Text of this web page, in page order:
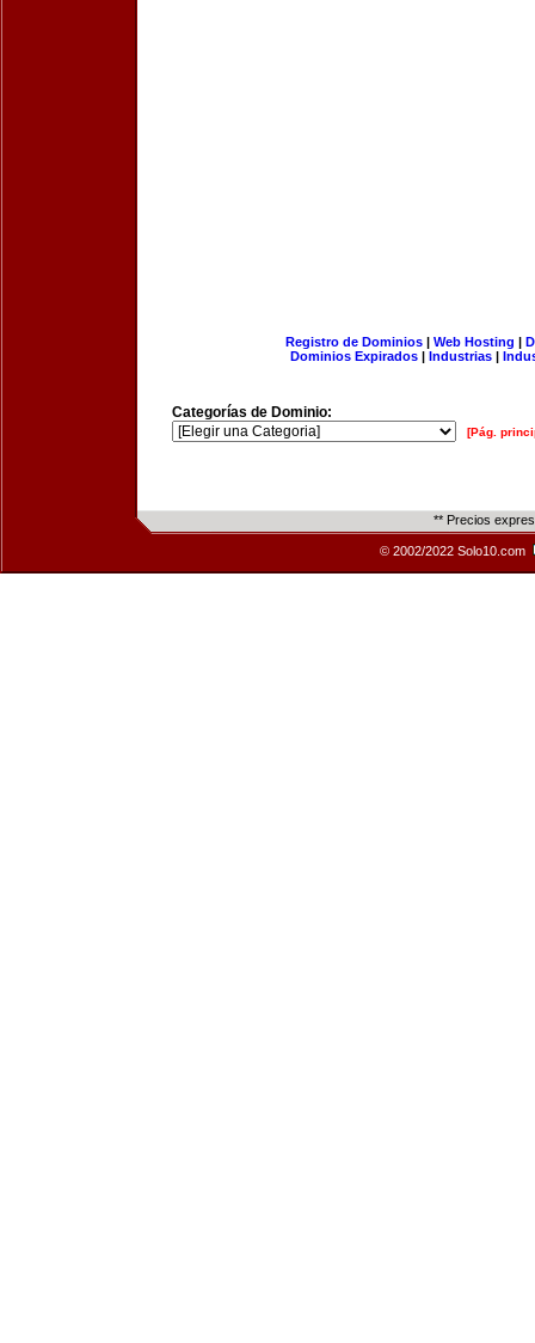
Registro de Dominios| Web Hosting |
Dominios Expirados | Industrias |
Categorías de Dominio:
[Pág.
** Precios
© 2002/2022 Solo10.com